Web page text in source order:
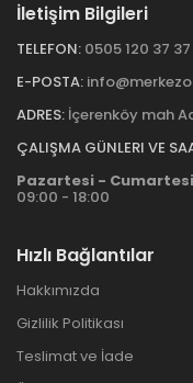
İletişim Bilgileri
TELEFON: 0505 120 37 37
E-POSTA:
ADRES: İçerenköy mah
ÇALIŞMA GÜNLERI VE
Pazartesi - Cumartesi
09:00 - 18:00
Hızlı Bağlantılar
Hakkımızda
Gizlilik Politikası
Teslimat ve İade